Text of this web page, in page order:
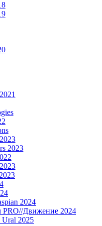
2023
2024
Движение 2024
Ural 2025